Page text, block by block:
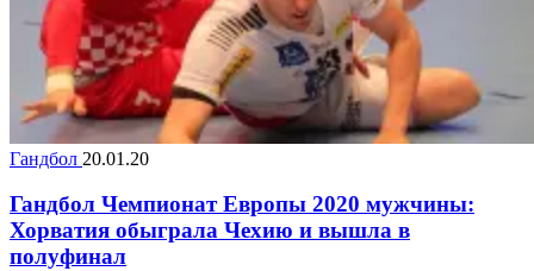
Гандбол 20.01.20
Гандбол Чемпионат Европы 2020 мужчины:
Хорватия обыграла Чехию и вышла в
полуфинал